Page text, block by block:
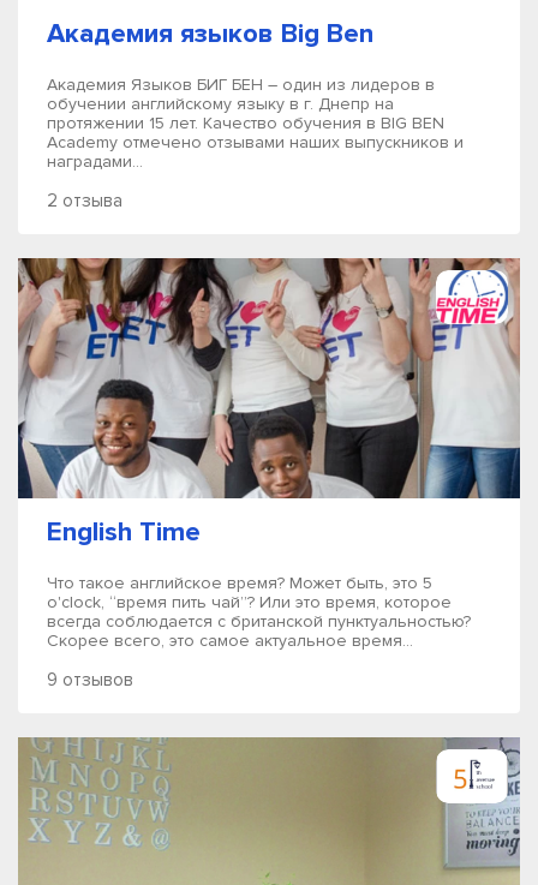
Академия языков Big Ben
Академия Языков БИГ БЕН – один из лидеров в
обучении английскому языку в г. Днепр на
протяжении 15 лет. Качество обучения в BIG BEN
Academy отмечено отзывами наших выпускников и
наградами...
2 отзыва
English Time
Что такое английское время? Может быть, это 5
o'clock, “время пить чай”? Или это время, которое
всегда соблюдается с британской пунктуальностью?
Скорее всего, это самое актуальное время...
9 отзывов